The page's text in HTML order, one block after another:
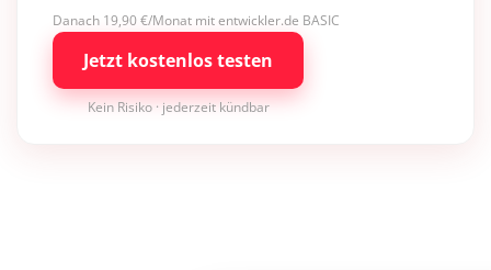
Danach 19,90 €/Monat mit entwickler.de BASIC
Jetzt kostenlos testen
Kein Risiko · jederzeit kündbar